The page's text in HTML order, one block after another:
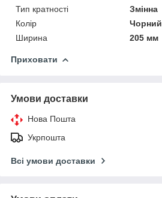
Тип кратності
Змінна
Колір
Чорний
Ширина
205 мм
Приховати
Умови доставки
Нова Пошта
Укрпошта
Всі умови доставки